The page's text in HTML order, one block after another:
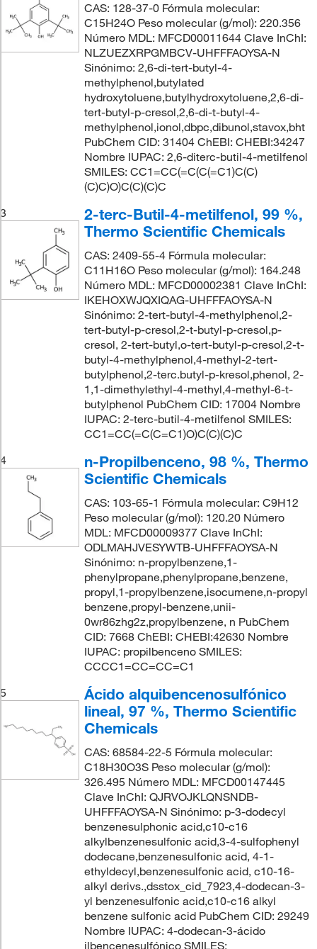
CAS: 128-37-0 Fórmula molecular:
C15H24O Peso molecular (g/mol): 220.356
Número MDL: MFCD00011644 Clave InChI:
NLZUEZXRPGMBCV-UHFFFAOYSA-N
Sinónimo: 2,6-di-tert-butyl-4-
methylphenol,butylated
hydroxytoluene,butylhydroxytoluene,2,6-di-
tert-butyl-p-cresol,2,6-di-t-butyl-4-
methylphenol,ionol,dbpc,dibunol,stavox,bht
PubChem CID: 31404 ChEBI: CHEBI:34247
Nombre IUPAC: 2,6-diterc-butil-4-metilfenol
SMILES: CC1=CC(=C(C(=C1)C(C)
(C)C)O)C(C)(C)C
3
2-terc-Butil-4-metilfenol, 99 %,
Thermo Scientific Chemicals
CAS: 2409-55-4 Fórmula molecular:
C11H16O Peso molecular (g/mol): 164.248
Número MDL: MFCD00002381 Clave InChI:
IKEHOXWJQXIQAG-UHFFFAOYSA-N
Sinónimo: 2-tert-butyl-4-methylphenol,2-
tert-butyl-p-cresol,2-t-butyl-p-cresol,p-
cresol, 2-tert-butyl,o-tert-butyl-p-cresol,2-t-
butyl-4-methylphenol,4-methyl-2-tert-
butylphenol,2-terc.butyl-p-kresol,phenol, 2-
1,1-dimethylethyl-4-methyl,4-methyl-6-t-
butylphenol PubChem CID: 17004 Nombre
IUPAC: 2-terc-butil-4-metilfenol SMILES:
CC1=CC(=C(C=C1)O)C(C)(C)C
4
n-Propilbenceno, 98 %, Thermo
Scientific Chemicals
CAS: 103-65-1 Fórmula molecular: C9H12
Peso molecular (g/mol): 120.20 Número
MDL: MFCD00009377 Clave InChI:
ODLMAHJVESYWTB-UHFFFAOYSA-N
Sinónimo: n-propylbenzene,1-
phenylpropane,phenylpropane,benzene,
propyl,1-propylbenzene,isocumene,n-propyl
benzene,propyl-benzene,unii-
0wr86zhg2z,propylbenzene, n PubChem
CID: 7668 ChEBI: CHEBI:42630 Nombre
IUPAC: propilbenceno SMILES:
CCCC1=CC=CC=C1
5
Ácido alquibencenosulfónico
lineal, 97 %, Thermo Scientific
Chemicals
CAS: 68584-22-5 Fórmula molecular:
C18H30O3S Peso molecular (g/mol):
326.495 Número MDL: MFCD00147445
Clave InChI: QJRVOJKLQNSNDB-
UHFFFAOYSA-N Sinónimo: p-3-dodecyl
benzenesulphonic acid,c10-c16
alkylbenzenesulfonic acid,3-4-sulfophenyl
dodecane,benzenesulfonic acid, 4-1-
ethyldecyl,benzenesulfonic acid, c10-16-
alkyl derivs.,dsstox_cid_7923,4-dodecan-3-
yl benzenesulfonic acid,c10-c16 alkyl
benzene sulfonic acid PubChem CID: 29249
Nombre IUPAC: 4-dodecan-3-ácido
ilbencenesulfónico SMILES: